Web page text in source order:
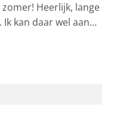
Heerlijk, lange
Ik kan daar wel aan…